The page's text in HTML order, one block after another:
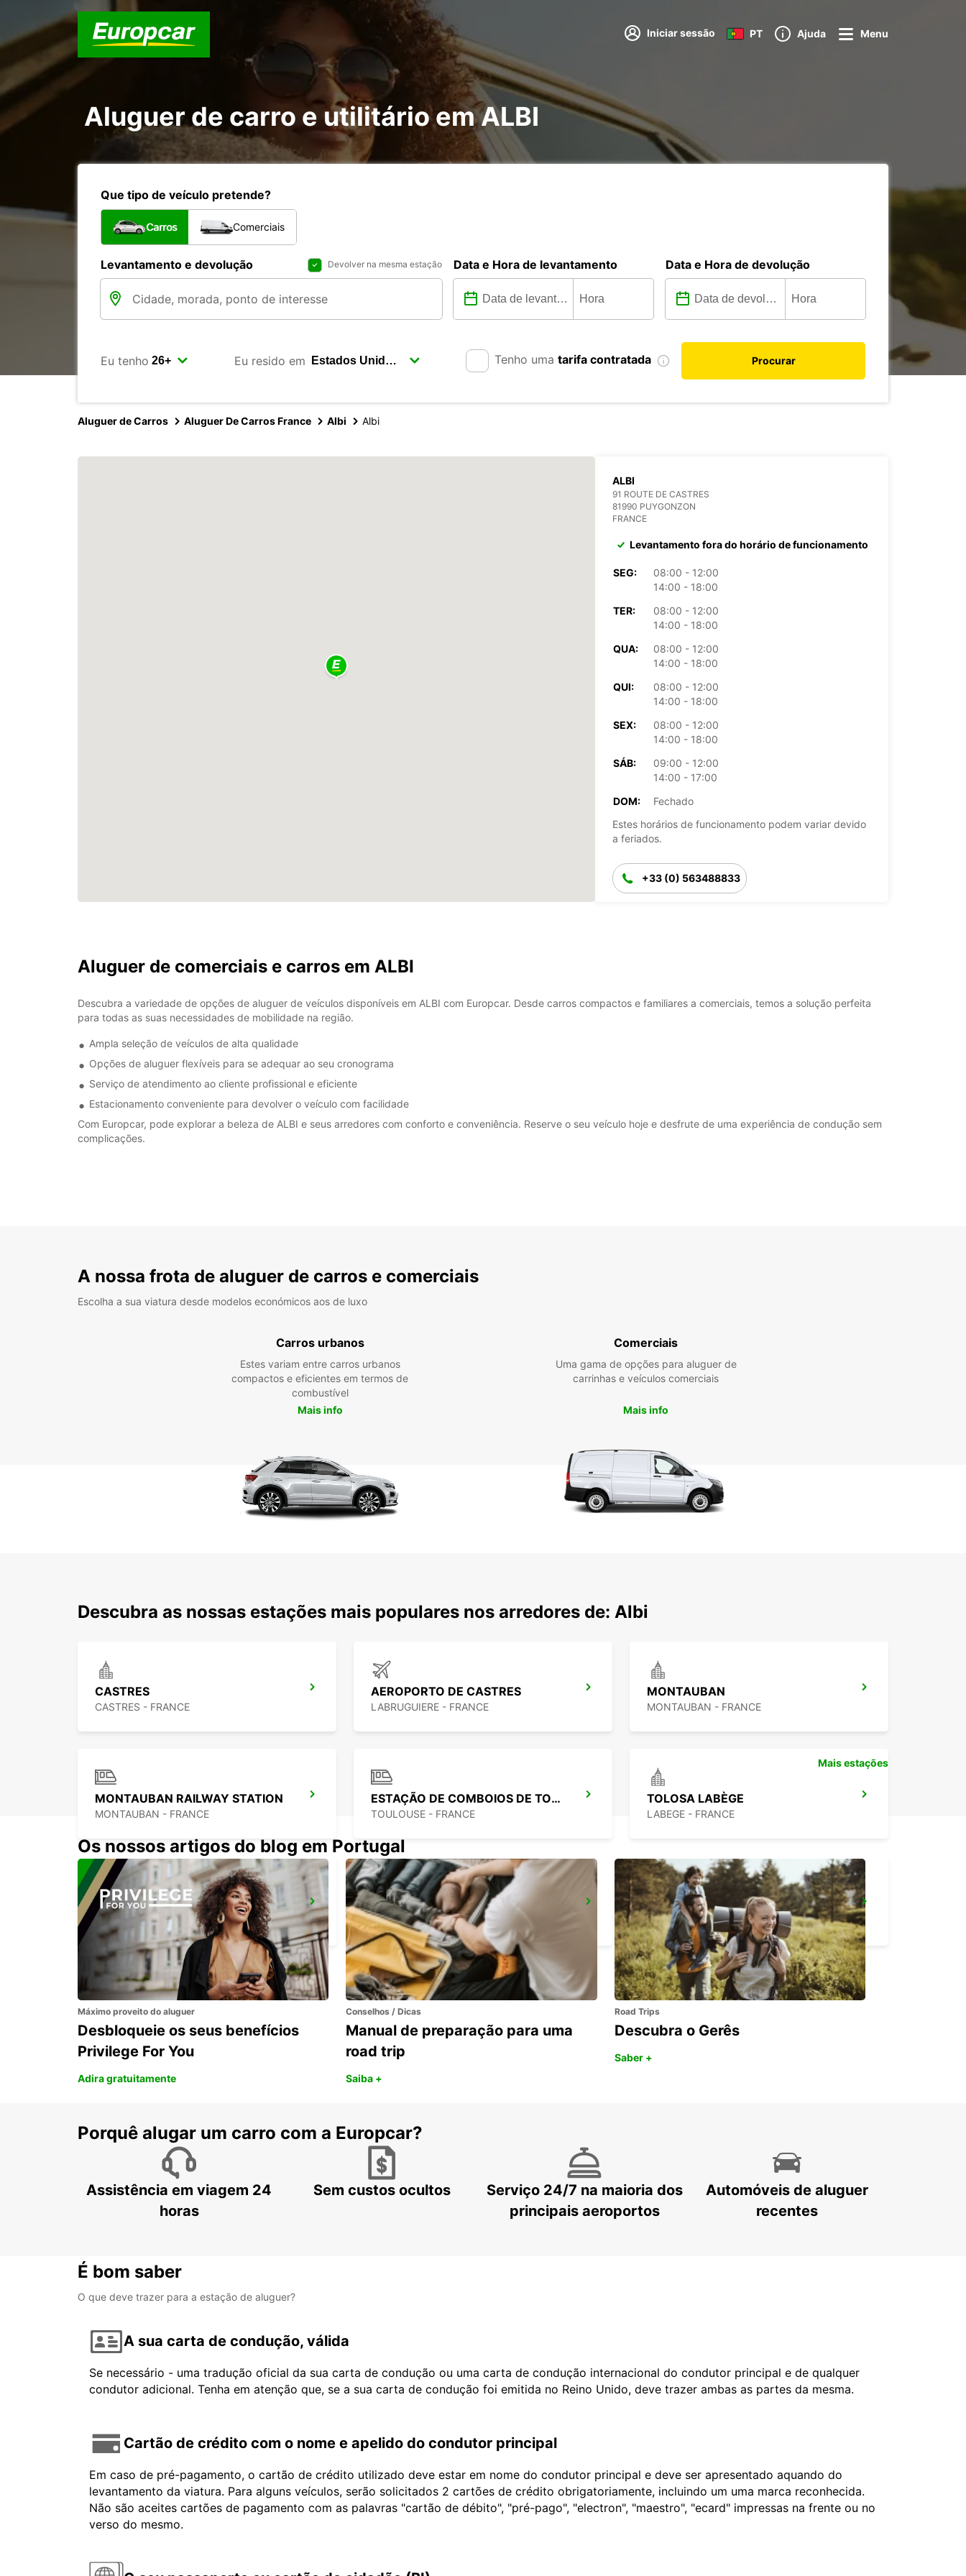
Iniciar sessão PT Ajuda Menu
Aluguer de carro e utilitário em ALBI
Que tipo de veículo pretende?
Carros Comerciais
Levantamento e devolução Devolver na mesma estação Data e Hora de levantamento Data e Hora de devolução
Eu tenho Eu resido em Tenho uma tarifa contratada Procurar
Aluguer de Carros Aluguer De Carros France Albi Albi
ALBI
91 ROUTE DE CASTRES
81990 PUYGONZON
FRANCE
Levantamento fora do horário de funcionamento
SEG:
08:00 - 12:00
14:00 - 18:00
TER:
08:00 - 12:00
14:00 - 18:00
QUA:
08:00 - 12:00
14:00 - 18:00
QUI:
08:00 - 12:00
14:00 - 18:00
SEX:
08:00 - 12:00
14:00 - 18:00
SÁB:
09:00 - 12:00
14:00 - 17:00
DOM:
Fechado
Estes horários de funcionamento podem variar devido
a feriados.
+33 (0) 563488833
Aluguer de comerciais e carros em ALBI
Descubra a variedade de opções de aluguer de veículos disponíveis em ALBI com Europcar. Desde carros compactos e familiares a comerciais, temos a solução perfeita
para todas as suas necessidades de mobilidade na região.
Ampla seleção de veículos de alta qualidade
Opções de aluguer flexíveis para se adequar ao seu cronograma
Serviço de atendimento ao cliente profissional e eficiente
Estacionamento conveniente para devolver o veículo com facilidade
Com Europcar, pode explorar a beleza de ALBI e seus arredores com conforto e conveniência. Reserve o seu veículo hoje e desfrute de uma experiência de condução sem
complicações.
A nossa frota de aluguer de carros e comerciais
Escolha a sua viatura desde modelos económicos aos de luxo
Carros urbanos
Estes variam entre carros urbanos
compactos e eficientes em termos de
combustível
Mais info
Comerciais
Uma gama de opções para aluguer de
carrinhas e veículos comerciais
Mais info
Descubra as nossas estações mais populares nos arredores de: Albi
CASTRES
CASTRES - FRANCE
AEROPORTO DE CASTRES
LABRUGUIERE - FRANCE
MONTAUBAN
MONTAUBAN - FRANCE
MONTAUBAN RAILWAY STATION
MONTAUBAN - FRANCE
ESTAÇÃO DE COMBOIOS DE TOLOSA
TOULOUSE - FRANCE
TOLOSA LABÈGE
LABEGE - FRANCE
TOLOSA BLAGNAC VANS
BLAGNAC - FRANCE
AEROPORTO DE TOLOSA
BLAGNAC - FRANCE
FIGEAC
FIGEAC - FRANCE
Mais estações
Os nossos artigos do blog em Portugal
Máximo proveito do aluguer
Desbloqueie os seus benefícios
Privilege For You
Adira gratuitamente
Conselhos / Dicas
Manual de preparação para uma
road trip
Saiba +
Road Trips
Descubra o Gerês
Saber +
Porquê alugar um carro com a Europcar?
Assistência em viagem 24
horas
Sem custos ocultos
Serviço 24/7 na maioria dos
principais aeroportos
Automóveis de aluguer
recentes
É bom saber
O que deve trazer para a estação de aluguer?
A sua carta de condução, válida
Se necessário - uma tradução oficial da sua carta de condução ou uma carta de condução internacional do condutor principal e de qualquer
condutor adicional. Tenha em atenção que, se a sua carta de condução foi emitida no Reino Unido, deve trazer ambas as partes da mesma.
Cartão de crédito com o nome e apelido do condutor principal
Em caso de pré-pagamento, o cartão de crédito utilizado deve estar em nome do condutor principal e deve ser apresentado aquando do
levantamento da viatura. Para alguns veículos, serão solicitados 2 cartões de crédito obrigatoriamente, incluindo um uma marca reconhecida.
Não são aceites cartões de pagamento com as palavras "cartão de débito", "pré-pago", "electron", "maestro", "ecard" impressas na frente ou no
verso do mesmo.